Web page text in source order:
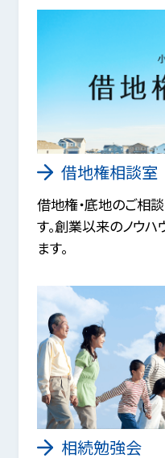
借地権相談室
借地権・底地のご相
す。創業以来のノウ
ます。
相続勉強会